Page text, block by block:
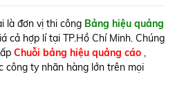
là đơn vị thi công Bảng hiệu quảng
cả hợp lí tại TP.Hồ Chí Minh. Chúng
Chuỗi bảng hiệu quảng cáo
công ty nhãn hàng lớn trên mọi